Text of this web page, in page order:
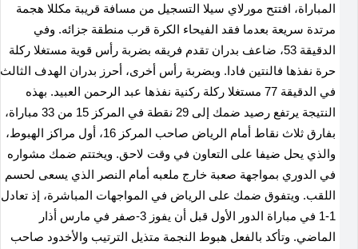
المباراة، افتتح مورلاي سيلا التسجيل من مسافة قريبة مكللا هجمة
مرتدة سريعة بعدما فقد الفيحاء الكرة قرب منطقة جزائه. وفي ​
الدقيقة 53، ضاعف بدران تقدم فريقه بضربة رأس قوية مستغلا ركلة
حرة ‌نفذها فالنتين ⁠فادا. وبضربة رأس ​أخرى، أحرز بدران الهدف ​الثالث
في الدقيقة 77 مستغلا ركلة ركنية نفذها عبد الرحمن العبيد. بهذه
النتيجة يرتفع رصيد ضمك إلى 29 نقطة في المركز 15 من 33 مباراة،
بفارق ثلاث نقاط أمام الرياض صاحب ‌المركز 16، أول ‌مراكز الهبوط،
والذي ⁠يحل ضيفا على التعاون ⁠في ⁠وقت لاحق. ويختتم ضمك مشواره
في الدوري بمواجهة صعبة خارج ملعبه أمام النصر الذي يسعى لحسم
اللقب. ويتفوق ضمك على الرياض ​في المواجهات المباشرة، إذ تعادل
1-1 في مباراة الدور الأول قبل أن يفوز 3-صفر في مارس أذار
الماضي. وتأكد بالفعل هبوط النجمة متذيل الترتيب والأخدود صاحب